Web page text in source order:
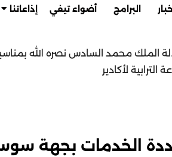
البرامج أضواء تيفي إذاعاتنا
الملك محمد السادس نصره الله
لأكادير
الخدمات بجهة